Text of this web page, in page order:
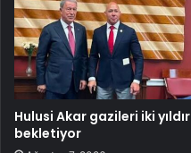
Hulusi Akar gazileri iki yıldır
bekletiyor